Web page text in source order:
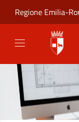
Regione Emilia-